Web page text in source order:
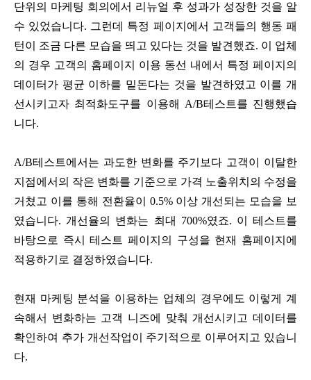
단위의 마케팅 회의에서 리뉴얼 후 성과가 성장한 것을 알
수 있었습니다. 그런데 특정 페이지에서 고객들의 행동 패
턴이 조금 다른 모습을 띄고 있다는 것을 발견했죠. 이 업체
의 경우 고객의 홈페이지 이용 동선 내에서 특정 페이지의
데이터가 평균 이하를 밑돈다는 것을 발견하였고 이를 개
선시키고자 최적화도구를 이용해 A/B테스트를 진행했습
니다.
A/B테스트에서는 과도한 변화를 주기보다 고객이 이탈한
지점에서의 작은 변화를 기준으로 가격 노출위치의 수정을
거쳤고 이를 통해 전환율이 0.5% 이상 개선되는 모습을 보
였습니다. 개선율의 변화는 최대 700%였죠. 이 테스트를
바탕으로 즉시 테스트 페이지의 구성을 현재 홈페이지에
적용하기로 결정하였습니다.
현재 마케팅 분석을 이용하는 업체의 경우에도 이렇게 계
속해서 변화하는 고객 니즈에 맞춰 개선시키고 데이터를
확인하여 추가 개선작업이 주기적으로 이루어지고 있습니
다.